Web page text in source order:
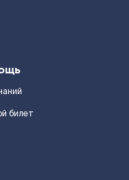
билет